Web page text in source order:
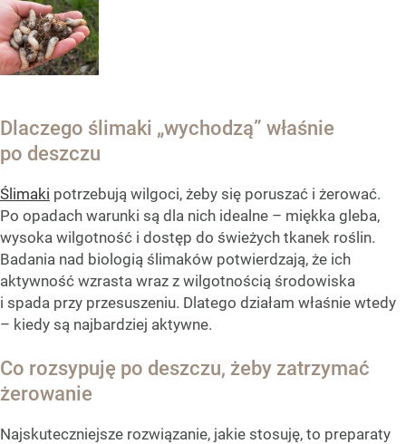
Dlaczego ślimaki „wychodzą” właśnie
po deszczu
Ślimaki potrzebują wilgoci, żeby się poruszać i żerować.
Po opadach warunki są dla nich idealne – miękka gleba,
wysoka wilgotność i dostęp do świeżych tkanek roślin.
Badania nad biologią ślimaków potwierdzają, że ich
aktywność wzrasta wraz z wilgotnością środowiska
i spada przy przesuszeniu. Dlatego działam właśnie wtedy
– kiedy są najbardziej aktywne.
Co rozsypuję po deszczu, żeby zatrzymać
żerowanie
Najskuteczniejsze rozwiązanie, jakie stosuję, to preparaty